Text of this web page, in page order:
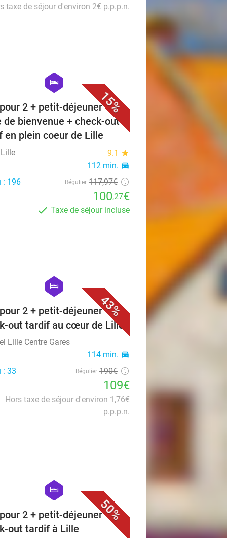
taxe de séjour d'environ 2€ p.p.p.n.
15%
hexagon
hotel
2 + petit-déjeuner +
de bienvenue + check-out
en plein coeur de Lille
9.1 star
112 min. directions_car
: 196 Régulier 117,97€
100,27€
Taxe de séjour incluse
43%
hexagon
hotel
2 + petit-déjeuner +
out tardif au cœur de Lille
Lille Centre Gares
114 min. directions_car
: 33 Régulier 190€
109€
Hors taxe de séjour d'environ 1,76€
p.p.p.n.
50%
hexagon
hotel
2 + petit-déjeuner +
out tardif à Lille